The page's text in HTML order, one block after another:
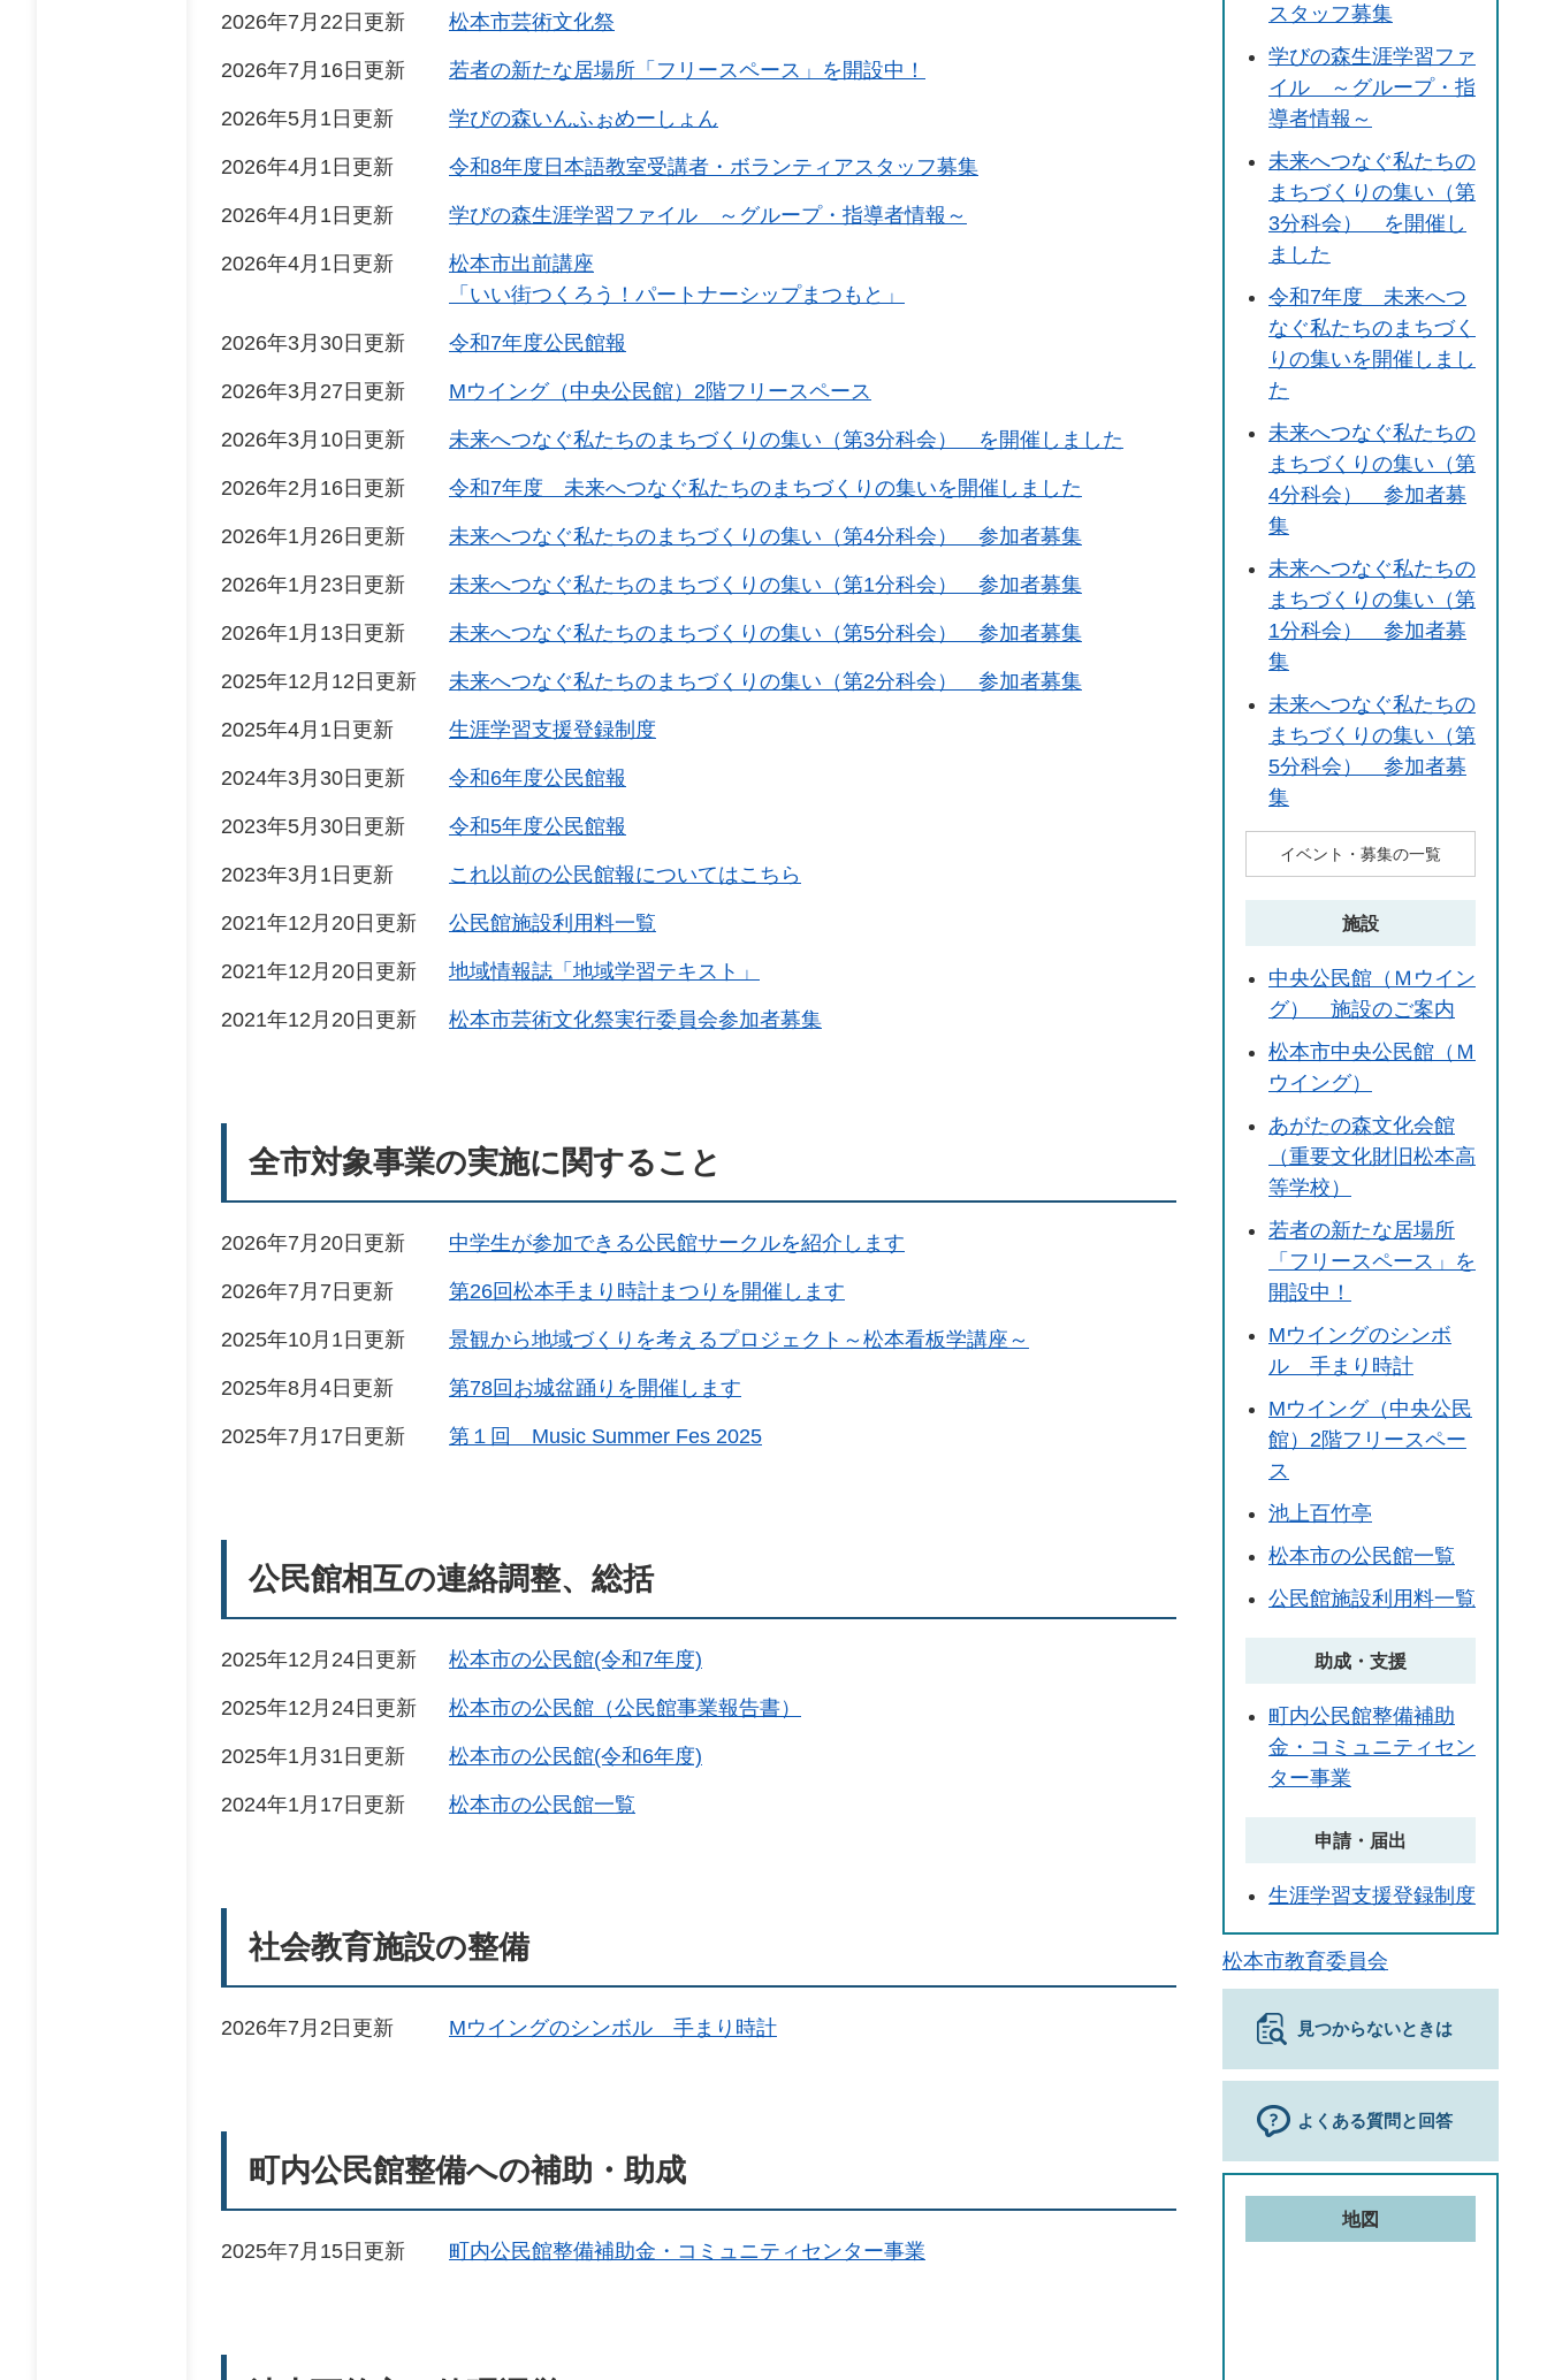
2026年7月22日更新 松本市芸術文化祭
2026年7月16日更新 若者の新たな居場所「フリースペース」を開設中！
2026年5月1日更新 学びの森いんふぉめーしょん
2026年4月1日更新 令和8年度日本語教室受講者・ボランティアスタッフ募集
2026年4月1日更新 学びの森生涯学習ファイル ～グループ・指導者情報～
2026年4月1日更新
松本市出前講座
「いい街つくろう！パートナーシップまつもと」
2026年3月30日更新 令和7年度公民館報
2026年3月27日更新 Mウイング（中央公民館）2階フリースペース
2026年3月10日更新 未来へつなぐ私たちのまちづくりの集い（第3分科会） を開催しました
2026年2月16日更新 令和7年度 未来へつなぐ私たちのまちづくりの集いを開催しました
2026年1月26日更新 未来へつなぐ私たちのまちづくりの集い（第4分科会） 参加者募集
2026年1月23日更新 未来へつなぐ私たちのまちづくりの集い（第1分科会） 参加者募集
2026年1月13日更新 未来へつなぐ私たちのまちづくりの集い（第5分科会） 参加者募集
2025年12月12日更新 未来へつなぐ私たちのまちづくりの集い（第2分科会） 参加者募集
2025年4月1日更新 生涯学習支援登録制度
2024年3月30日更新 令和6年度公民館報
2023年5月30日更新 令和5年度公民館報
2023年3月1日更新 これ以前の公民館報についてはこちら
2021年12月20日更新 公民館施設利用料一覧
2021年12月20日更新 地域情報誌「地域学習テキスト」
2021年12月20日更新 松本市芸術文化祭実行委員会参加者募集
全市対象事業の実施に関すること
2026年7月20日更新 中学生が参加できる公民館サークルを紹介します
2026年7月7日更新 第26回松本手まり時計まつりを開催します
2025年10月1日更新 景観から地域づくりを考えるプロジェクト～松本看板学講座～
2025年8月4日更新 第78回お城盆踊りを開催します
2025年7月17日更新 第１回 Music Summer Fes 2025
公民館相互の連絡調整、総括
2025年12月24日更新 松本市の公民館(令和7年度)
2025年12月24日更新 松本市の公民館（公民館事業報告書）
2025年1月31日更新 松本市の公民館(令和6年度)
2024年1月17日更新 松本市の公民館一覧
社会教育施設の整備
2026年7月2日更新 Мウイングのシンボル 手まり時計
町内公民館整備への補助・助成
2025年7月15日更新 町内公民館整備補助金・コミュニティセンター事業
スタッフ募集
学びの森生涯学習ファ
イル ～グループ・指
導者情報～
未来へつなぐ私たちの
まちづくりの集い（第
3分科会） を開催し
ました
令和7年度 未来へつ
なぐ私たちのまちづく
りの集いを開催しまし
た
未来へつなぐ私たちの
まちづくりの集い（第
4分科会） 参加者募
集
未来へつなぐ私たちの
まちづくりの集い（第
1分科会） 参加者募
集
未来へつなぐ私たちの
まちづくりの集い（第
5分科会） 参加者募
集
イベント・募集の一覧
施設
中央公民館（Ｍウイン
グ） 施設のご案内
松本市中央公民館（Ｍ
ウイング）
あがたの森文化会館
（重要文化財旧松本高
等学校）
若者の新たな居場所
「フリースペース」を
開設中！
Мウイングのシンボ
ル 手まり時計
Mウイング（中央公民
館）2階フリースペー
ス
池上百竹亭
松本市の公民館一覧
公民館施設利用料一覧
助成・支援
町内公民館整備補助
金・コミュニティセン
ター事業
申請・届出
生涯学習支援登録制度
松本市教育委員会
見つからないときは
よくある質問と回答
地図